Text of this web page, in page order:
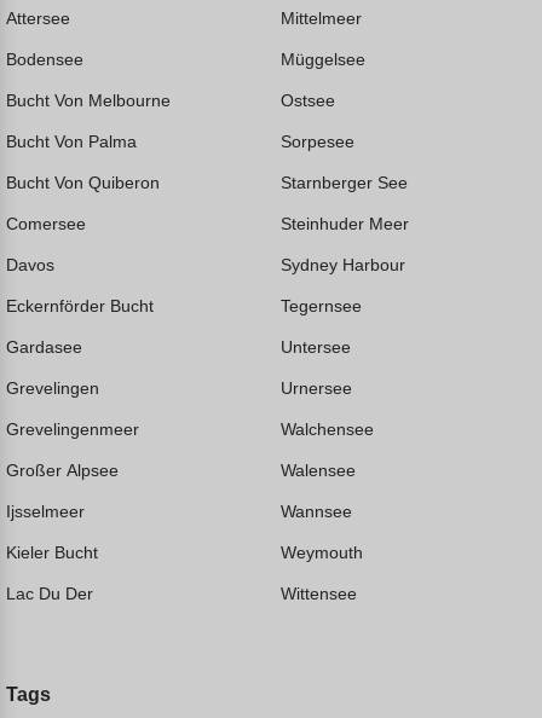
Attersee
Bodensee
Bucht Von Melbourne
Bucht Von Palma
Bucht Von Quiberon
Comersee
Davos
Eckernförder Bucht
Gardasee
Grevelingen
Grevelingenmeer
Großer Alpsee
Ijsselmeer
Kieler Bucht
Lac Du Der
Mittelmeer
Müggelsee
Ostsee
Sorpesee
Starnberger See
Steinhuder Meer
Sydney Harbour
Tegernsee
Untersee
Urnersee
Walchensee
Walensee
Wannsee
Weymouth
Wittensee
Tags